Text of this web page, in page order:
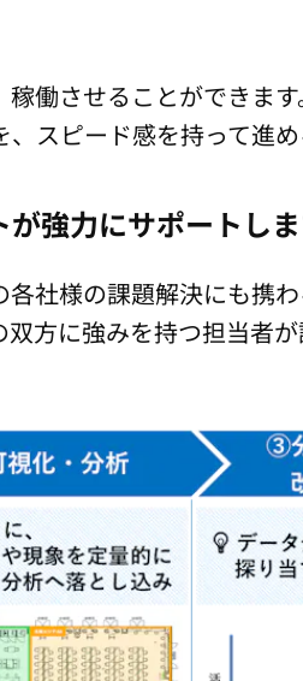
働させることができます
スピード感を持って進め
強力にサポートし
社様の課題解決にも携
方に強みを持つ担当者が